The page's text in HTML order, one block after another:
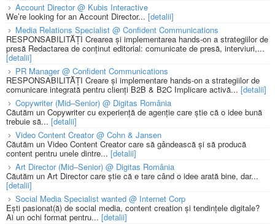
Account Director @ Kubis Interactive
We’re looking for an Account Director... [detalii]
Media Relations Specialist @ Confident Communications
RESPONSABILITĂȚI Crearea și implementarea hands-on a strategiilor de
presă Redactarea de conținut editorial: comunicate de presă, interviuri,...
[detalii]
PR Manager @ Confident Communications
RESPONSABILITĂȚI Creare și implementare hands-on a strategiilor de
comunicare integrată pentru clienți B2B & B2C Implicare activă... [detalii]
Copywriter (Mid–Senior) @ Digitas România
Căutăm un Copywriter cu experiență de agenție care știe că o idee bună
trebuie să... [detalii]
Video Content Creator @ Cohn & Jansen
Căutăm un Video Content Creator care să gândească și să producă
content pentru unele dintre... [detalii]
Art Director (Mid–Senior) @ Digitas România
Căutăm un Art Director care știe că e tare când o idee arată bine, dar...
[detalii]
Social Media Specialist wanted @ Internet Corp
Ești pasionat(ă) de social media, content creation și tendințele digitale?
Ai un ochi format pentru... [detalii]